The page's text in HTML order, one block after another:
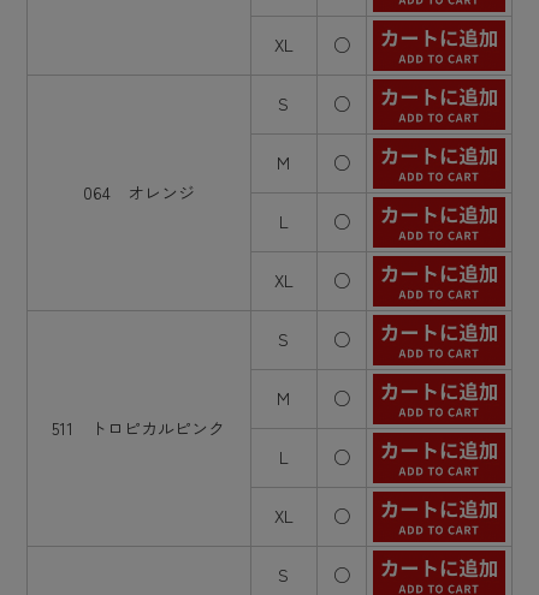
XL ○
064 オレンジ
S ○
M ○
L ○
XL ○
511 トロピカルピンク
S ○
M ○
L ○
XL ○
S ○